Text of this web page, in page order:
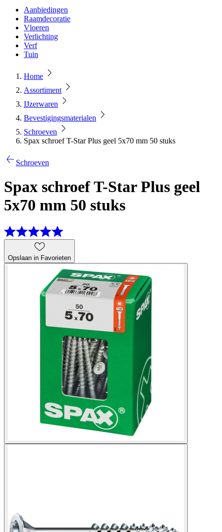
Aanbiedingen
Raamdecoratie
Vloeren
Verlichting
Verf
Tuin
Home
Assortiment
IJzerwaren
Bevestigingsmaterialen
Schroeven
Spax schroef T-Star Plus geel 5x70 mm 50 stuks
Schroeven
Spax schroef T-Star Plus geel
5x70 mm 50 stuks
Opslaan in Favorieten